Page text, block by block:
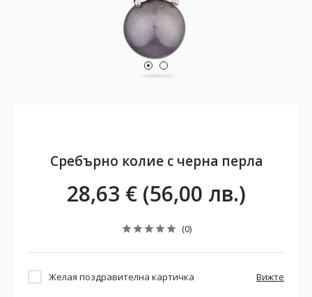
Сребърно колие с черна перла
28,63 € (56,00 лв.)
(0)
Желая поздравителна картичка Вижте